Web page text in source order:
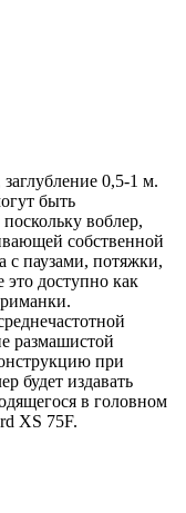
0,5-1 м.
быть
воблер,
собственной
с паузами, потяжки,
это доступно как
размашистой
при
будет издавать
в головном
XS 75F.